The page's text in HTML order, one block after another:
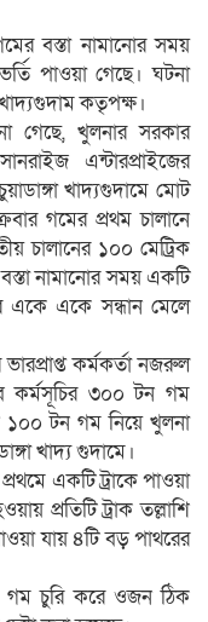
বস্তা নামানোর সময়
পাওয়া গেছে। ঘটনা
কতৃপক্ষ।
গেছে, খুলনার সরকার
এন্টারপ্রাইজের
খাদ্যগুদামে মোট
গমের প্রথম চালানে
চালানের ১০০ মেট্রিক
নামানোর সময় একটি
একে একে সন্ধান মেলে
ভারপ্রাপ্ত কর্মকর্তা নজরুল
কর্মসূচির ৩০০ টন গম
১০০ টন গম নিয়ে খুলনা
খাদ্য গুদামে।
একটি ট্রাকে পাওয়া
প্রতিটি ট্রাক তল্লাশি
যায় ৪টি বড় পাথরের
গম চুরি করে ওজন ঠিক